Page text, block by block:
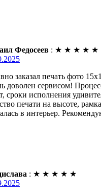
Федосеев : ★ ★ ★ ★ ★
заказал печать фото
доволен сервисом!
сроки исполнения
печати на высоте,
в интерьер.
: ★ ★ ★ ★ ★